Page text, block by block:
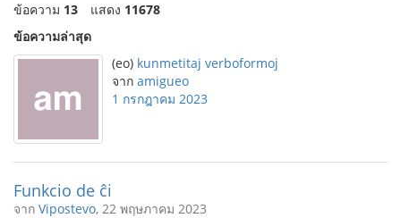
ข้อความ 13 แสดง 11678
ข้อความล่าสุด
(eo) kunmetitaj verboformoj
จาก amigueo
1 กรกฎาคม 2023
Funkcio de ĉi
จาก Vipostevo, 22 พฤษภาคม 2023